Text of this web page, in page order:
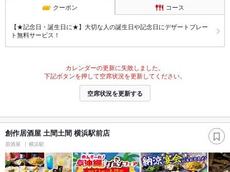
クーポン コース
【★記念日・誕生日に★】大切な人の誕生日や記念日にデザートプレー
ト無料サービス！
カレンダーの更新に失敗しました。
下記ボタンを押して空席状況を更新してください。
空席状況を更新する
創作居酒屋 土間土間 横浜駅前店
居酒屋 横浜駅